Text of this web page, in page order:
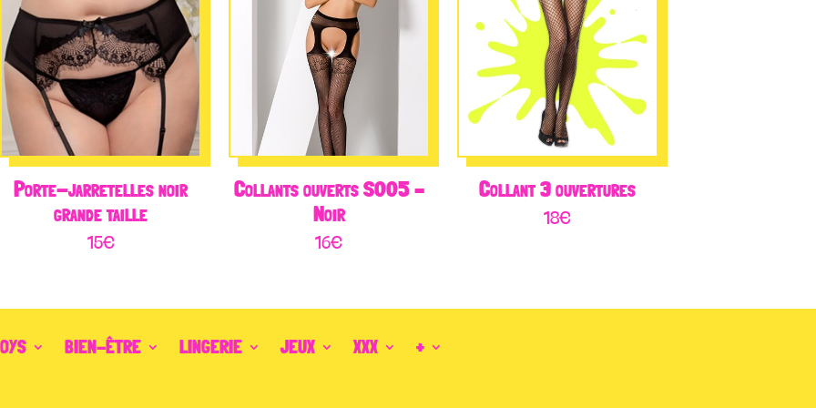
Porte-jarretelles noir
grande taille
15€
Collants ouverts S005 –
Noir
16€
Collant 3 ouvertures
18€
BIEN-ÊTRE LINGERIE JEUX XXX +